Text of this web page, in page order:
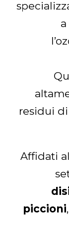
residui
Affidati
piccioni